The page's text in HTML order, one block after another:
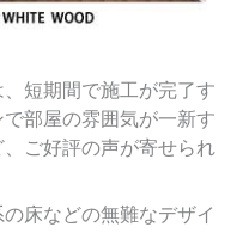
短期間で施工が完了す
部屋の雰囲気が一新す
ご好評の声が寄せられ
床などの無難なデザイ